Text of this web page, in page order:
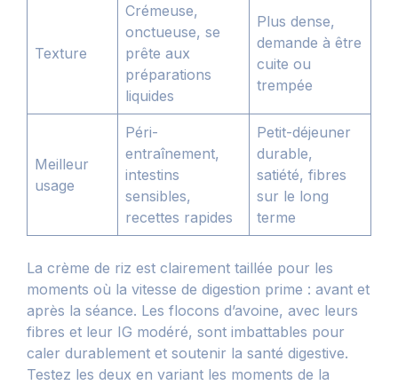
Texture
Crémeuse,
onctueuse, se
prête aux
préparations
liquides
Plus dense,
demande à être
cuite ou
trempée
Meilleur
usage
Péri-
entraînement,
intestins
sensibles,
recettes rapides
Petit-déjeuner
durable,
satiété, fibres
sur le long
terme
La crème de riz est clairement taillée pour les
moments où la vitesse de digestion prime : avant et
après la séance. Les flocons d’avoine, avec leurs
fibres et leur IG modéré, sont imbattables pour
caler durablement et soutenir la santé digestive.
Testez les deux en variant les moments de la